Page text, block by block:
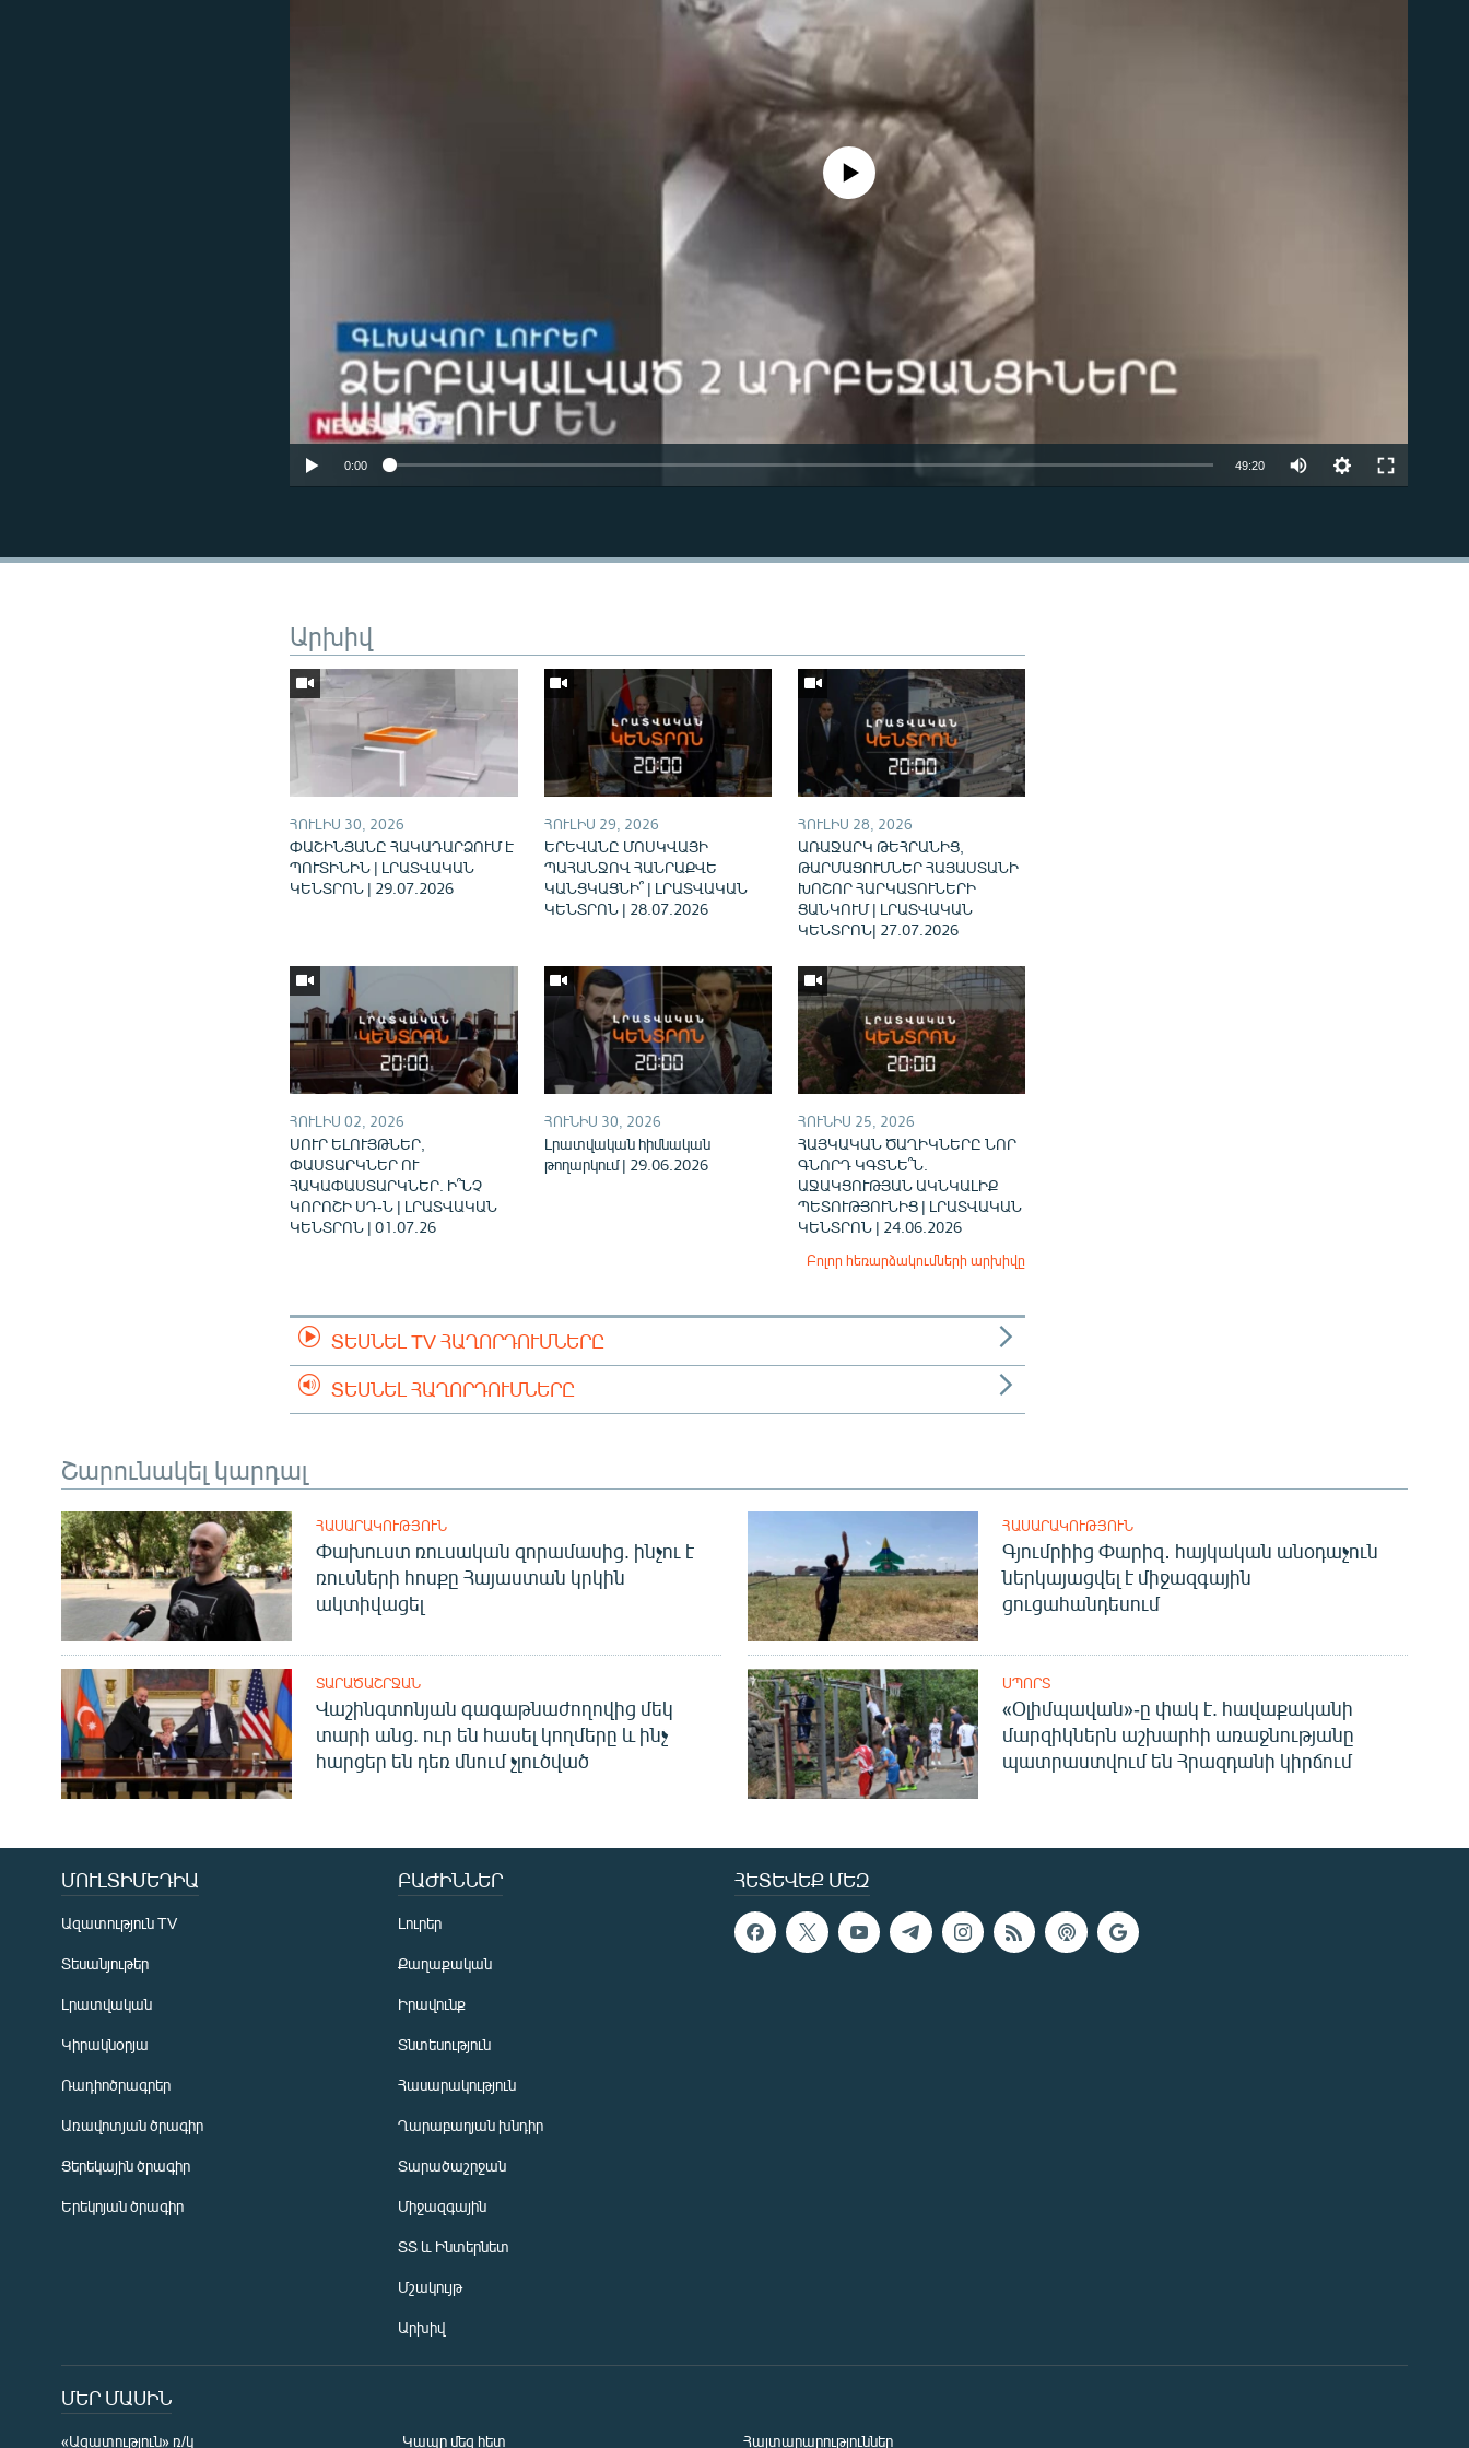
Auto 240p 360p
720p
No media source currently available
0:00 49:20
Արխիվ
ՀՈՒԼԻՍ 30, 2026
ՓԱՇԻՆՅԱՆԸ ՀԱԿԱԴԱՐՁՈՒՄ Է
ՊՈՒՏԻՆԻՆ | ԼՐԱՏՎԱԿԱՆ
ԿԵՆՏՐՈՆ | 29.07.2026
ՀՈՒԼԻՍ 29, 2026
ԵՐԵՎԱՆԸ ՄՈՍԿՎԱՅԻ
ՊԱՀԱՆՋՈՎ ՀԱՆՐԱՔՎԵ
ԿԱՆՑԿԱՑՆԻ՞ | ԼՐԱՏՎԱԿԱՆ
ԿԵՆՏՐՈՆ | 28.07.2026
ՀՈՒԼԻՍ 28, 2026
ԱՌԱՋԱՐԿ ԹԵՀՐԱՆԻՑ,
ԹԱՐՄԱՑՈՒՄՆԵՐ ՀԱՅԱՍՏԱՆԻ
ԽՈՇՈՐ ՀԱՐԿԱՏՈՒՆԵՐԻ
ՑԱՆԿՈՒՄ | ԼՐԱՏՎԱԿԱՆ
ԿԵՆՏՐՈՆ| 27.07.2026
ՀՈՒԼԻՍ 02, 2026
ՍՈՒՐ ԵԼՈՒՅԹՆԵՐ,
ՓԱՍՏԱՐԿՆԵՐ ՈՒ
ՀԱԿԱՓԱՍՏԱՐԿՆԵՐ. Ի՞ՆՉ
ԿՈՐՈՇԻ ՍԴ-Ն | ԼՐԱՏՎԱԿԱՆ
ԿԵՆՏՐՈՆ | 01.07.26
ՀՈՒՆԻՍ 30, 2026
Լրատվական հիմնական
թողարկում | 29.06.2026
ՀՈՒՆԻՍ 25, 2026
ՀԱՅԿԱԿԱՆ ԾԱՂԻԿՆԵՐԸ ՆՈՐ
ԳՆՈՐԴ ԿԳՏՆԵ՞Ն.
ԱՋԱԿՑՈՒԹՅԱՆ ԱԿՆԿԱԼԻՔ
ՊԵՏՈՒԹՅՈՒՆԻՑ | ԼՐԱՏՎԱԿԱՆ
ԿԵՆՏՐՈՆ | 24.06.2026
Բոլոր հեռարձակումների արխիվը
ՏԵՍՆԵԼ TV ՀԱՂՈՐԴՈՒՄՆԵՐԸ
ՏԵՍՆԵԼ ՀԱՂՈՐԴՈՒՄՆԵՐԸ
Շարունակել կարդալ
ՀԱՍԱՐԱԿՈՒԹՅՈՒՆ
Փախուստ ռուսական զորամասից. ինչու է
ռուսների հոսքը Հայաստան կրկին
ակտիվացել
ՀԱՍԱՐԱԿՈՒԹՅՈՒՆ
Գյումրիից Փարիզ․ հայկական անօդաչուն
ներկայացվել է միջազգային
ցուցահանդեսում
ՏԱՐԱԾԱՇՐՋԱՆ
Վաշինգտոնյան գագաթնաժողովից մեկ
տարի անց. ուր են հասել կողմերը և ինչ
հարցեր են դեռ մնում չլուծված
ՍՊՈՐՏ
«Օլիմպավան»-ը փակ է. հավաքականի
մարզիկներն աշխարհի առաջնությանը
պատրաստվում են Հրազդանի կիրճում
ՀԵՏԵՎԵՔ ՄԵԶ
ՄՈՒԼՏԻՄԵԴԻԱ
Ազատություն TV
Տեսանյութեր
Լրատվական
Կիրակնօրյա
Ռադիոծրագրեր
Առավոտյան ծրագիր
Ցերեկային ծրագիր
Երեկոյան ծրագիր
ԲԱԺԻՆՆԵՐ
Լուրեր
Քաղաքական
Իրավունք
Տնտեսություն
Հասարակություն
Ղարաբաղյան խնդիր
Տարածաշրջան
Միջազգային
ՏՏ և Ինտերնետ
Մշակույթ
Արխիվ
ՄԵՐ ՄԱՍԻՆ
«Ազատություն» ռ/կ Կապը մեզ հետ Հայտարարություններ